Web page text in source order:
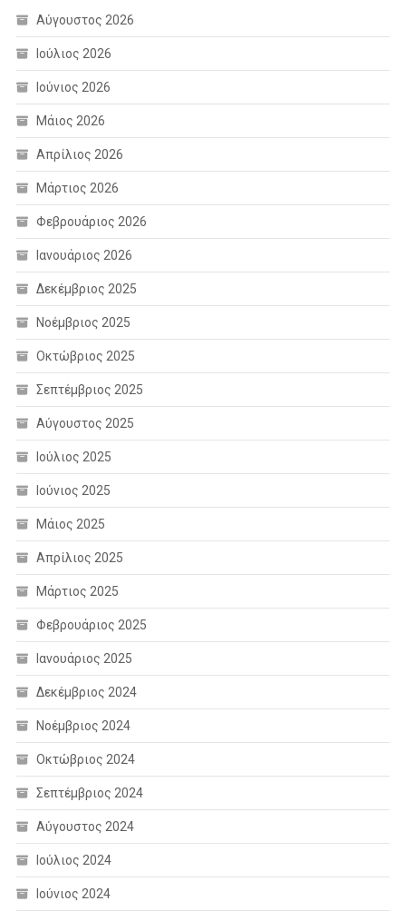
Αύγουστος 2026
Ιούλιος 2026
Ιούνιος 2026
Μάιος 2026
Απρίλιος 2026
Μάρτιος 2026
Φεβρουάριος 2026
Ιανουάριος 2026
Δεκέμβριος 2025
Νοέμβριος 2025
Οκτώβριος 2025
Σεπτέμβριος 2025
Αύγουστος 2025
Ιούλιος 2025
Ιούνιος 2025
Μάιος 2025
Απρίλιος 2025
Μάρτιος 2025
Φεβρουάριος 2025
Ιανουάριος 2025
Δεκέμβριος 2024
Νοέμβριος 2024
Οκτώβριος 2024
Σεπτέμβριος 2024
Αύγουστος 2024
Ιούλιος 2024
Ιούνιος 2024